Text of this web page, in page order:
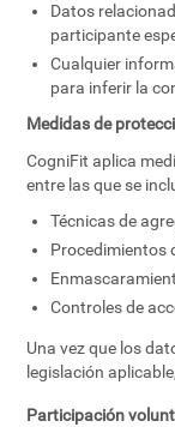
Datos
participante
Cualquier
para inferir la
Medidas de
CogniFit aplica
entre las que se
Técnicas de
Procedimientos
Controles de
Una vez que los
legislación
Participación